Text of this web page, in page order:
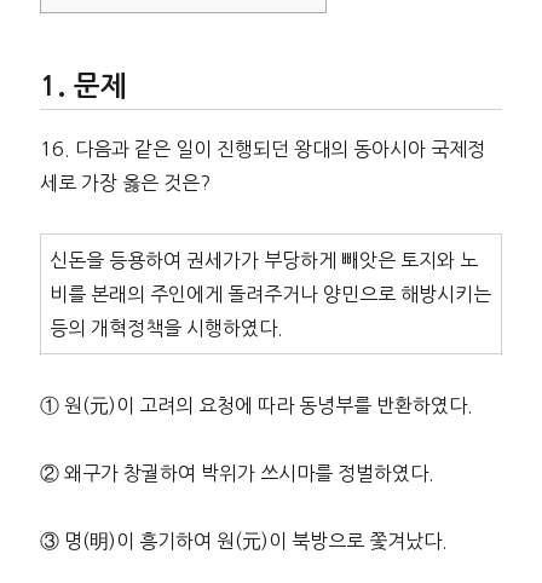
문제
16. 다음과 같은 일이 진행되던 왕대의 동아시아 국제정
세로 가장 옳은 것은?
신돈을 등용하여 권세가가 부당하게 빼앗은 토지와 노
비를 본래의 주인에게 돌려주거나 양민으로 해방시키는
등의 개혁정책을 시행하였다.
① 원(元)이 고려의 요청에 따라 동녕부를 반환하였다.
② 왜구가 창궐하여 박위가 쓰시마를 정벌하였다.
③ 명(明)이 흥기하여 원(元)이 북방으로 쫓겨났다.